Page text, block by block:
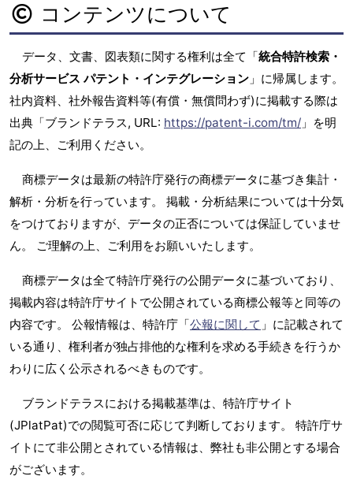
コンテンツについて
データ、文書、図表類に関する権利は全て「統合特許検索・
分析サービス パテント・インテグレーション 」に帰属します。
社内資料、社外報告資料等(有償・無償問わず)に掲載する際は
出典「ブランドテラス, URL: https://patent-i.com/tm/ 」を明
記の上、ご利用ください。
商標データは最新の特許庁発行の商標データに基づき集計・
解析・分析を行っています。 掲載・分析結果については十分気
をつけておりますが、データの正否については保証していませ
ん。 ご理解の上、ご利用をお願いいたします。
商標データは全て特許庁発行の公開データに基づいており、
掲載内容は特許庁サイトで公開されている商標公報等と同等の
内容です。 公報情報は、特許庁「公報に関して 」に記載されて
いる通り、権利者が独占排他的な権利を求める手続きを行うか
わりに広く公示されるべきものです。
ブランドテラスにおける掲載基準は、特許庁サイト
(JPlatPat)での閲覧可否に応じて判断しております。 特許庁サ
イトにて非公開とされている情報は、弊社も非公開とする場合
がございます。